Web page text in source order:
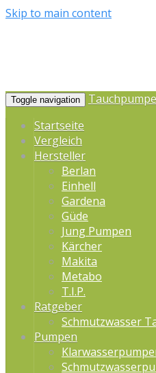
Skip to main content
Toggle navigation
Tauchpumpe
Startseite
Vergleich
Hersteller
Berlan
Einhell
Gardena
Güde
Jung Pumpen
Kärcher
Makita
Metabo
T.I.P.
Ratgeber
Schmutzwasser
Pumpen